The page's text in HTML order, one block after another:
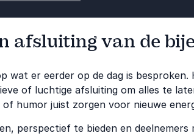
afsluiting van de
wat er eerder op de dag is besproken.
of luchtige afsluiting om alles te
humor juist zorgen voor nieuwe
perspectief te bieden en deelnemers